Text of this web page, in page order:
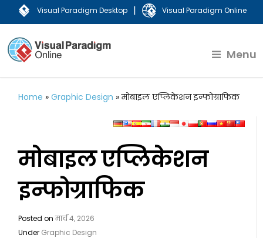
Visual Paradigm Desktop | Visual Paradigm Online
Menu
Home »Graphic Design »मोबाइल एप्लिकेशन इन्फोग्राफिक
मोबाइल एप्लिकेशन
इन्फोग्राफिक
Posted onमार्च 4, 2026
Under Graphic Design